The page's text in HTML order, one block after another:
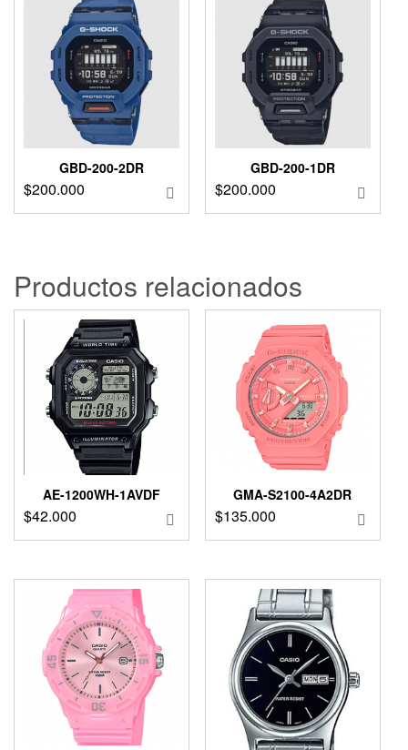
GBD-200-2DR
$200.000
GBD-200-1DR
$200.000
Productos relacionados
AE-1200WH-1AVDF
$42.000
GMA-S2100-4A2DR
$135.000